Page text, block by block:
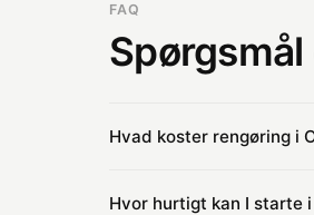
FAQ
Hvad koster rengøring i
Hvor hurtigt kan I starte